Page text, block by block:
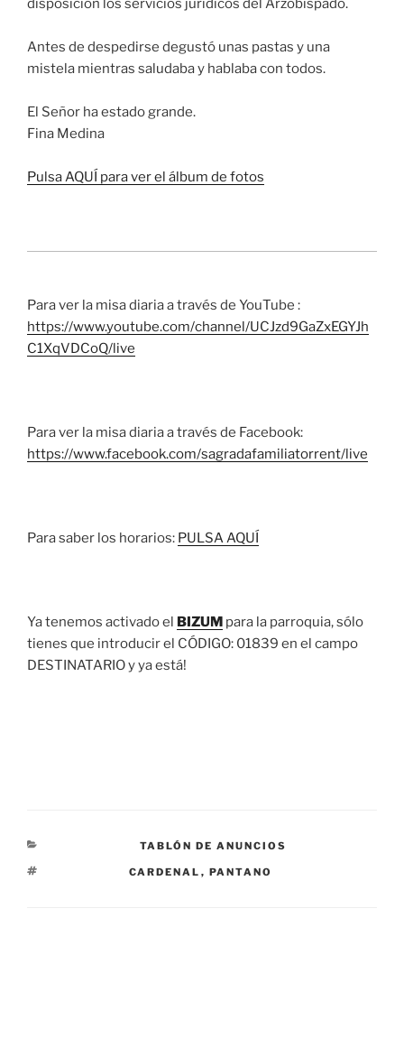
disposición los servicios jurídicos del Arzobispado.
Antes de despedirse degustó unas pastas y una
mistela mientras saludaba y hablaba con todos.
El Señor ha estado grande.
Fina Medina
Pulsa AQUÍ para ver el álbum de fotos
Para ver la misa diaria a través de YouTube :
https://www.youtube.com/channel/UCJzd9GaZxEGYJh
C1XqVDCoQ/live
Para ver la misa diaria a través de Facebook:
https://www.facebook.com/sagradafamiliatorrent/live
Para saber los horarios: PULSA AQUÍ
Ya tenemos activado el BIZUM para la parroquia, sólo
tienes que introducir el CÓDIGO: 01839 en el campo
DESTINATARIO y ya está!
TABLÓN DE ANUNCIOS
CARDENAL , PANTANO